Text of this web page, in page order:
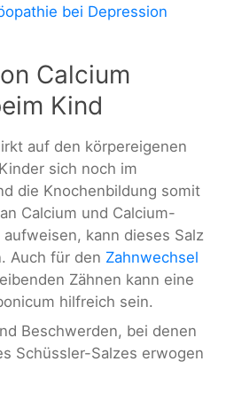
bei Depression
Calcium
Kind
auf den körpereigenen
sich noch im
die Knochenbildung somit
Calcium und Calcium-
kann dieses Salz
Auch für den Zahnwechsel
Zähnen kann eine
hilfreich sein.
Beschwerden, bei denen
Schüssler-Salzes erwogen